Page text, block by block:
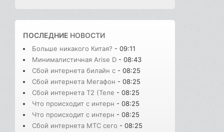
ПОСЛЕДНИЕ НОВОСТИ
Больше никакого Китая? - 09:11
Минималистичная Arise D - 08:43
Сбой интернета билайн с - 08:25
Сбой интернета Мегафон - 08:25
Сбой интернета T2 (Теле - 08:25
Что происходит с интерн - 08:25
Что происходит с интерн - 08:25
Сбой интернета МТС сего - 08:25